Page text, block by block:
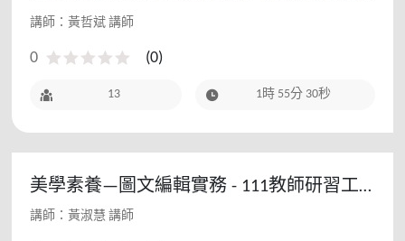
(寒假場)
講師：黃哲斌 講師
0 (0)
13 1時 55分 30秒
美學素養—圖文編輯實務 - 111教師研習工
作坊
講師：黃淑慧 講師